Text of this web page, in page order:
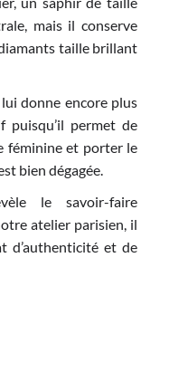
mais il conserve
taille brillant
donne encore plus
puisqu’il permet de
féminine et porter le
bien dégagée.
le savoir-faire
atelier parisien, il
d’authenticité et de